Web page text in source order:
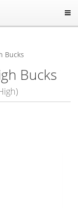
Bucks
Bucks